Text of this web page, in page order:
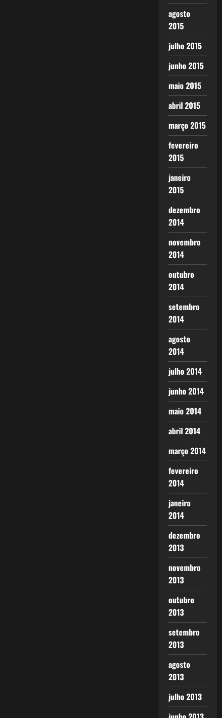
agosto
2015
julho 2015
junho 2015
maio 2015
abril 2015
março 2015
fevereiro
2015
janeiro
2015
dezembro
2014
novembro
2014
outubro
2014
setembro
2014
agosto
2014
julho 2014
junho 2014
maio 2014
abril 2014
março 2014
fevereiro
2014
janeiro
2014
dezembro
2013
novembro
2013
outubro
2013
setembro
2013
agosto
2013
julho 2013